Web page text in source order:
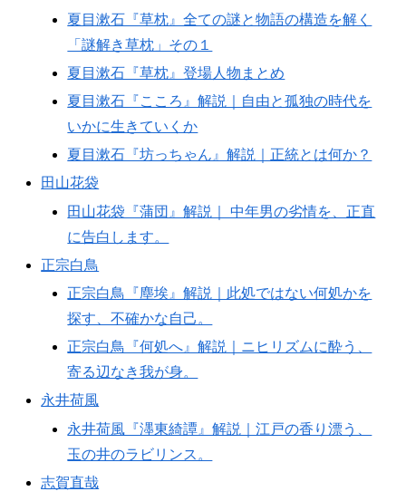
夏目漱石『草枕』全ての謎と物語の構造を解く
「謎解き草枕」その１
夏目漱石『草枕』登場人物まとめ
夏目漱石『こころ』解説｜自由と孤独の時代を
いかに生きていくか
夏目漱石『坊っちゃん』解説｜正統とは何か？
田山花袋
田山花袋『蒲団』解説｜ 中年男の劣情を、正直
に告白します。
正宗白鳥
正宗白鳥『塵埃』解説｜此処ではない何処かを
探す、不確かな自己。
正宗白鳥『何処へ』解説｜ニヒリズムに酔う、
寄る辺なき我が身。
永井荷風
永井荷風『濹東綺譚』解説｜江戸の香り漂う、
玉の井のラビリンス。
志賀直哉